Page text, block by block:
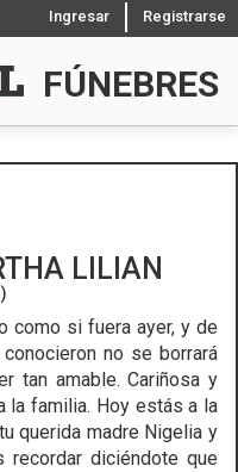
Ingresar Registrarse
FÚNEBRES
LILIAN
como si fuera ayer, y de
no se borrará
tan amable. Cariñosa y
la familia. Hoy estás a la
querida madre Nigelia y
recordar diciéndote que